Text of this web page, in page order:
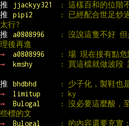
推
jjackyy321
: 這樣百和的位階
推
pipi2
: 已經配合世足炒
太行?
推
a0808996
: 沒說這隻不好 但
理後再進
→
a0808996
: 場 現在接有點危
→
kmshy : 買這檔就做波段
推 bhdbhd
: 少子化，製鞋也
→
limitup
: ky
→
Bulogal
: 沒必要這麼酸，
些標的文
→
Bulogal
: 的內容還要充實；